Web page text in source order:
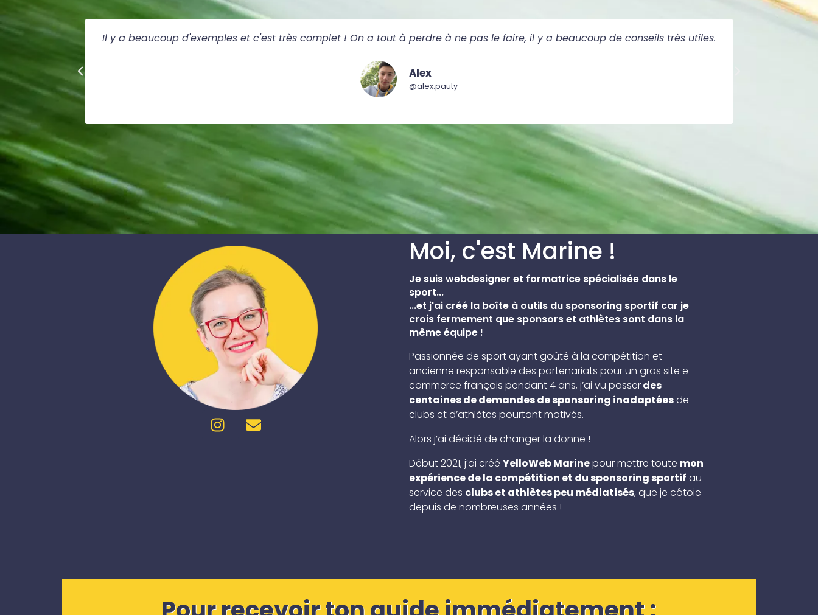
Il y a beaucoup d'exemples et c'est très complet ! On a tout à perdre à ne pas le faire, il y a beaucoup de conseils très utiles.
Alex
@alex.pauty
Moi, c'est Marine !
Je suis webdesigner et formatrice spécialisée dans le
sport...
...et j'ai créé la boîte à outils du sponsoring sportif car je
crois fermement que sponsors et athlètes sont dans la
même équipe !
Passionnée de sport ayant goûté à la compétition et
ancienne responsable des partenariats pour un gros site e-
commerce français pendant 4 ans, j’ai vu passerdes
centaines de demandes de sponsoring inadaptéesde
clubs et d’athlètes pourtant motivés.
Alors j’ai décidé de changer la donne !
Début 2021, j’ai créé YelloWeb Marinepour mettre toute mon
expérience de la compétition et du sponsoring sportif au
service des clubs et athlètes peu médiatisés, que je côtoie
depuis de nombreuses années !